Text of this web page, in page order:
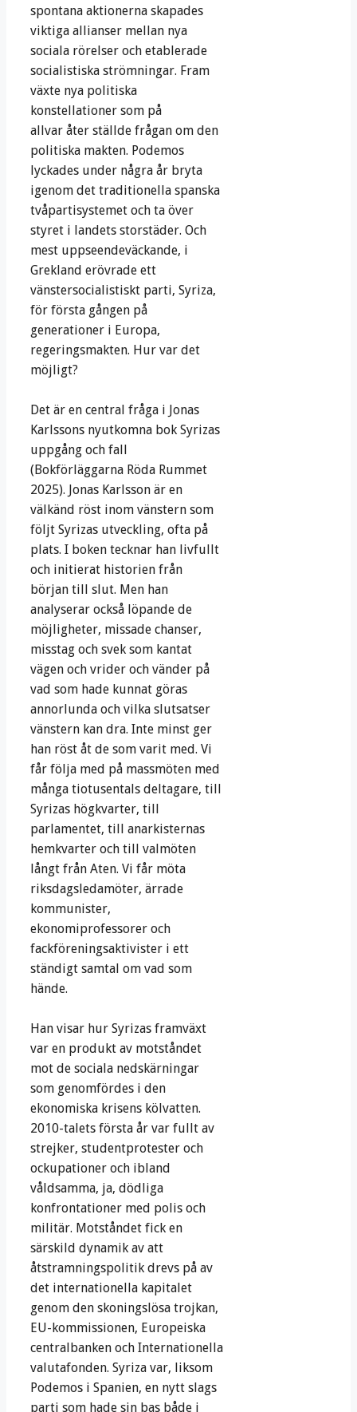
spontana aktionerna skapades
viktiga allianser mellan nya
sociala rörelser och etablerade
socialistiska strömningar. Fram
växte nya politiska
konstellationer som på
allvar åter ställde frågan om den
politiska makten. Podemos
lyckades under några år bryta
igenom det traditionella spanska
tvåpartisystemet och ta över
styret i landets storstäder. Och
mest uppseendeväckande, i
Grekland erövrade ett
vänstersocialistiskt parti, Syriza,
för första gången på
generationer i Europa,
regeringsmakten. Hur var det
möjligt?
Det är en central fråga i Jonas
Karlssons nyutkomna bok Syrizas
uppgång och fall
(Bokförläggarna Röda Rummet
2025). Jonas Karlsson är en
välkänd röst inom vänstern som
följt Syrizas utveckling, ofta på
plats. I boken tecknar han livfullt
och initierat historien från
början till slut. Men han
analyserar också löpande de
möjligheter, missade chanser,
misstag och svek som kantat
vägen och vrider och vänder på
vad som hade kunnat göras
annorlunda och vilka slutsatser
vänstern kan dra. Inte minst ger
han röst åt de som varit med. Vi
får följa med på massmöten med
många tiotusentals deltagare, till
Syrizas högkvarter, till
parlamentet, till anarkisternas
hemkvarter och till valmöten
långt från Aten. Vi får möta
riksdagsledamöter, ärrade
kommunister,
ekonomiprofessorer och
fackföreningsaktivister i ett
ständigt samtal om vad som
hände.
Han visar hur Syrizas framväxt
var en produkt av motståndet
mot de sociala nedskärningar
som genomfördes i den
ekonomiska krisens kölvatten.
2010-talets första år var fullt av
strejker, studentprotester och
ockupationer och ibland
våldsamma, ja, dödliga
konfrontationer med polis och
militär. Motståndet fick en
särskild dynamik av att
åtstramningspolitik drevs på av
det internationella kapitalet
genom den skoningslösa trojkan,
EU-kommissionen, Europeiska
centralbanken och Internationella
valutafonden. Syriza var, liksom
Podemos i Spanien, en nytt slags
parti som hade sin bas både i